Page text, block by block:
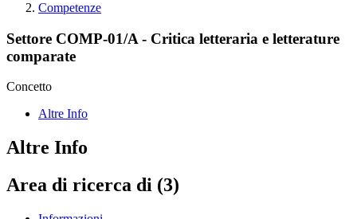
Competenze
Settore COMP-01/A - Critica letteraria e letterature
comparate
Concetto
Altre Info
Altre Info
Area di ricerca di (3)